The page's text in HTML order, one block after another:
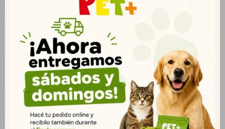
Productos que te pueden interesar